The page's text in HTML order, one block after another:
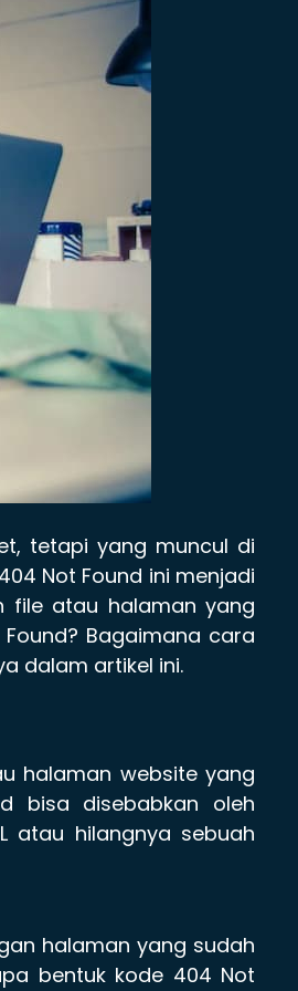
tetapi yang muncul di
Not Found ini menjadi
file atau halaman yang
Bagaimana cara
dalam artikel ini.
halaman website yang
bisa disebabkan oleh
atau hilangnya sebuah
halaman yang sudah
bentuk kode 404 Not